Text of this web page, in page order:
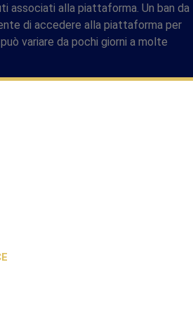
associati alla piattaforma. Un ban da
di accedere alla piattaforma per
variare da pochi giorni a molte